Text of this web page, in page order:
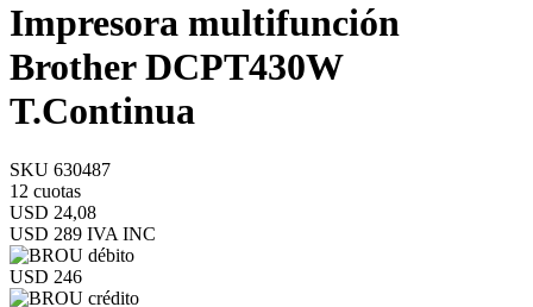
Impresora multifunción
Brother DCPT430W
T.Continua
SKU 630487
12 cuotas
USD 24,08
USD 289 IVA INC
USD 246